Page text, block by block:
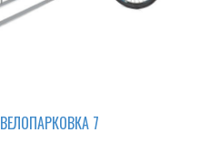
ВЕЛОПАРКОВКА 7